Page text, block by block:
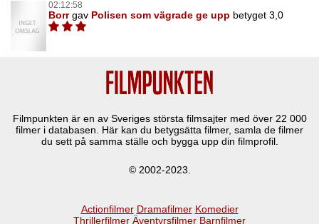
02:12:58
Borrgav Polisen som vägrade ge upp betyget 3,0
Filmpunkten är en av Sveriges största filmsajter med över 22 000
filmer i databasen. Här kan du betygsätta filmer, samla de filmer
du sett på samma ställe och bygga upp din filmprofil.
© 2002-2023.
Actionfilmer Dramafilmer Komedier
Thrillerfilmer Äventyrsfilmer Barnfilmer